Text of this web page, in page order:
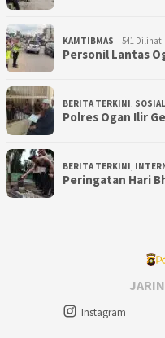
KAMTIBMAS 541 Dilihat
Personil Lantas
BERITA TERKINI SOSIAL
Polres Ogan Ilir
BERITA TERKINI
Peringatan Hari
Instagram